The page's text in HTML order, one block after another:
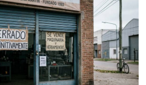
#50AñosDelGolpe, la memoria es
https://t.co/uhRcKnCCc5
Ver en X
5d
de Ormuz: así golpea la guerra con